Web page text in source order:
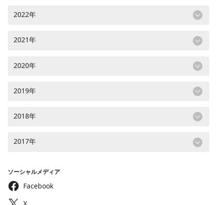
2022年
2021年
2020年
2019年
2018年
2017年
ソーシャルメディア
Facebook